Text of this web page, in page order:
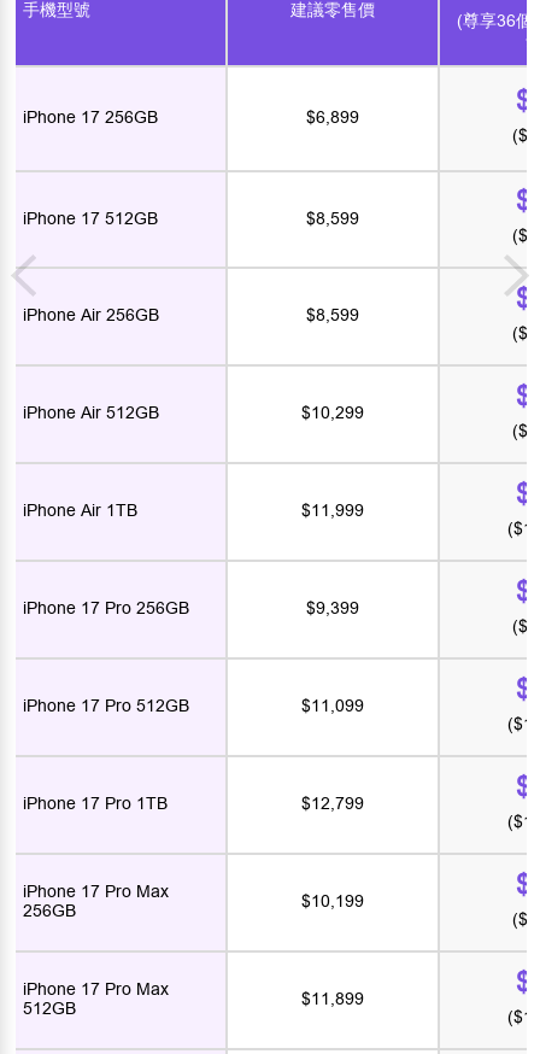
手機型號 建議零售價
(尊享36個
iPhone 17 256GB $6,899
iPhone 17 512GB $8,599
iPhone Air 256GB $8,599
iPhone Air 512GB $10,299
iPhone Air 1TB $11,999
iPhone 17 Pro 256GB $9,399
iPhone 17 Pro 512GB $11,099
iPhone 17 Pro 1TB $12,799
iPhone 17 Pro Max
256GB
$10,199
iPhone 17 Pro Max
512GB
$11,899